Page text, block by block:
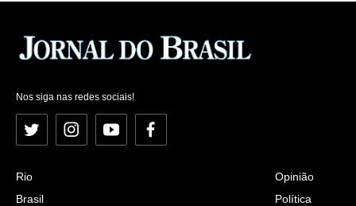
Nos siga nas redes sociais!
Twitter InstagramYouTubeFacebook
Rio
Brasil
Opinião
Política